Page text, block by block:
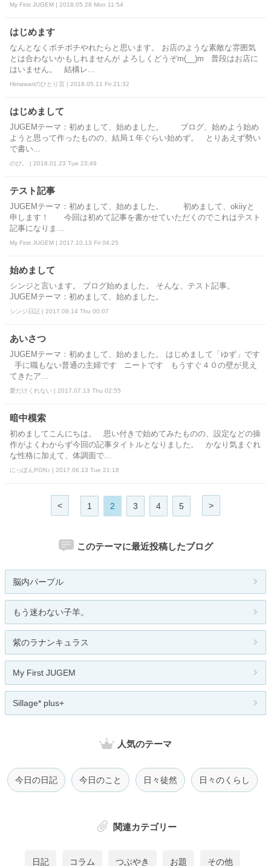
My First JUGEM | 2018.05.28 Mon 11:54
はじめます
なんとなくボチボチやれたらと思います。 お店のような素敵な雰囲気
とは合わないかもしれませんが よろしくどうぞm(__)m 普段はお店に
はいません。 結構レ...
Himawariのひとり言 | 2018.05.11 Fri 21:32
はじめまして
JUGEMテーマ：初めまして、始めました。 ブログ、始めよう始め
ようと思って作ったものの、結局１年ぐらい始めず。 とりあえず勢い
で書い...
のぴ。 | 2018.01.23 Tue 23:49
テスト記事
JUGEMテーマ：初めまして、始めました。 初めまして、okiiyと
申します！ 今回は初めて記事を書かせていただくのでこれはテスト
記事になりま...
My First JUGEM | 2017.10.13 Fri 04:25
始めまして
シンジと言います。 ブログ始めました。 そんな、テスト記事。
JUGEMテーマ：初めまして、始めました。
シンジ日記 | 2017.09.14 Thu 00:07
あいさつ
JUGEMテーマ：初めまして、始めました。 はじめまして「ゆず」です
手に職もない普通の主婦です ニートです もうすぐ４０の壁が見え
てきたア...
愛だけくれない | 2017.07.13 Thu 02:55
暗中模索
初めましてこんにちは。 思い付きで始めてみたものの、設定などの操
作がよくわからず今回の記事タイトルとなりました。 かなり気まぐれ
な性格に加えて、体調面で...
にっぽんPON♪ | 2017.06.13 Tue 21:18
< 1 2 3 4 5 >
このテーマに最近投稿したブログ
脳内パープル
もう迷わない子羊。
紫のラナンキュラス
My First JUGEM
Sillage* plus+
人気のテーマ
今日の日記 今日のこと 日々徒然 日々のくらし
関連カテゴリー
日記 コラム つぶやき お題 その他